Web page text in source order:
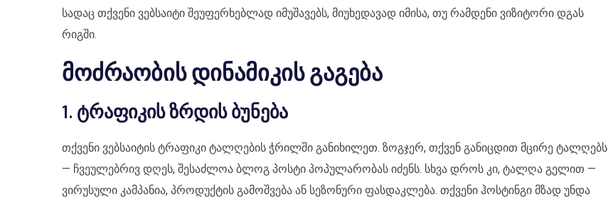
სადაც თქვენი ვებსაიტი შეუფერხებლად იმუშავებს, მიუხედავად იმისა, თუ რამდენი ვიზიტორი დგას
რიგში.
მოძრაობის დინამიკის გაგება
1. ტრაფიკის ზრდის ბუნება
თქვენი ვებსაიტის ტრაფიკი ტალღების ჭრილში განიხილეთ. ზოგჯერ, თქვენ განიცდით მცირე ტალღებს
— ჩვეულებრივ დღეს, შესაძლოა ბლოგ პოსტი პოპულარობას იძენს. სხვა დროს კი, ტალღა გელით —
ვირუსული კამპანია, პროდუქტის გამოშვება ან სეზონური ფასდაკლება. თქვენი ჰოსტინგი მზად უნდა